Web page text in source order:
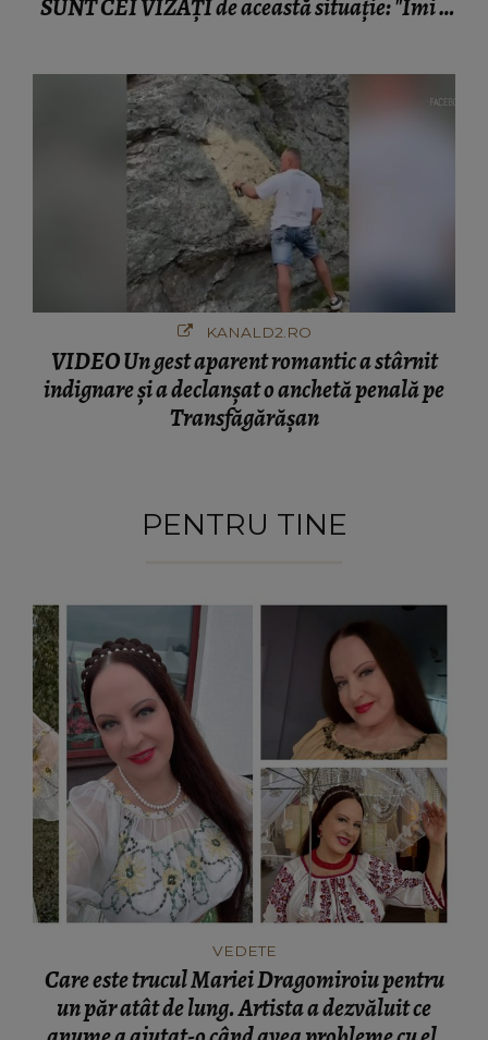
KANALD2.RO
VIDEO Un gest aparent romantic a stârnit
indignare și a declanșat o anchetă penală pe
Transfăgărășan
PENTRU TINE
VEDETE
Care este trucul Mariei Dragomiroiu pentru
un păr atât de lung. Artista a dezvăluit ce
anume a ajutat-o când avea probleme cu el:
“Am învățat din bătrâni.”